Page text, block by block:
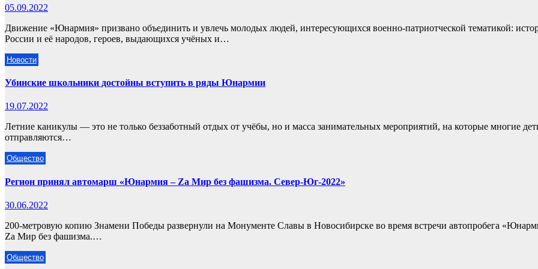
05.09.2022
Движение «Юнармия» призвано объединить и увлечь молодых людей, интересующихся военно-патриотческой тематикой:
России и её народов, героев, выдающихся учёных и…
Новости
Убинские школьники достойны вступить в ряды Юнармии
19.07.2022
Летние каникулы — это не только беззаботный отдых от учёбы, но и масса занимательных мероприятий, на которые многие
отправляются…
Общество
Регион принял автомарш «Юнармия – Zа Мир без фашизма. Север-Юг-2022»
30.06.2022
200-метровую копию Знамени Победы развернули на Монументе Славы в Новосибирске во время встречи автопробега
Zа Мир без фашизма.…
Общество